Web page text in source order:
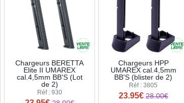
Chargeurs BERETTA
Elite II UMAREX
cal.4,5mm BB'S (Lot
de 2)
Réf : 930
Chargeurs HPP
UMAREX cal.4,5mm
BB'S (blister de 2)
Réf : 3805
23.95€ 28.00€